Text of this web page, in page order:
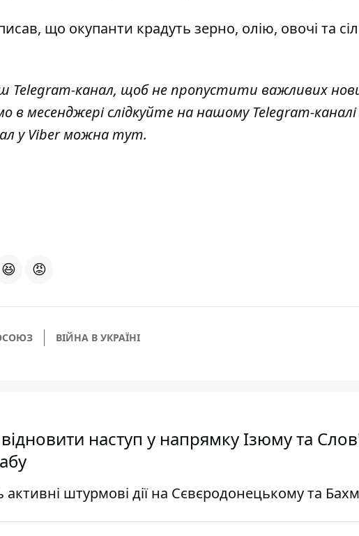
що окупанти крадуть зерно, олію, овочі та
Telegram-канал, щоб не пропустити важливих
в месенджері слідкуйте на нашому Telegram-каналі
у Viber можнатут.
😆 😡
ВІЙНА В УКРАЇНІ
наступ у напрямку Ізюму та
штурмові дії на Сєвєродонецькому та